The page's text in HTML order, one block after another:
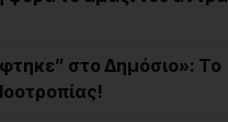
στο Δημόσιο»: Το